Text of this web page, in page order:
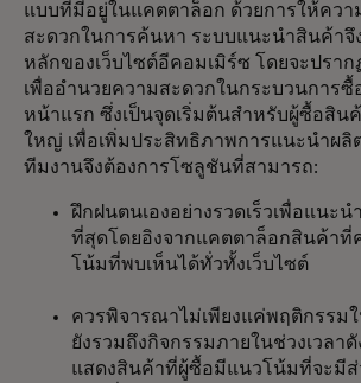
แบบที่มีอยู่ในแคตตาล็อก ด้วยการให้คว
สะดวกในการค้นหา ระบบแนะนำสินค้าจึ
หลักของเว็บไซต์อีคอมเมิร์ซ โดยจะปรา
เพื่ออำนวยความสะดวกในกระบวนการซื้
หน้าแรก ซึ่งเป็นจุดเริ่มต้นสำหรับผู้ซื้อสิน
ใหญ่ เพื่อเพิ่มประสิทธิภาพการแนะนำผ
ทีมงานจึงต้องการโซลูชันที่สามารถ:
ฝึกฝนตนเองอย่างรวดเร็วเพื่อแนะ
ที่สุดโดยอิงจากแคตตาล็อกสินค้าที่
โน้มที่พบเห็นได้ทั่วทั้งเว็บไซต์
ควรพิจารณาไม่เพียงแค่พฤติกรรม
ยังรวมถึงกิจกรรมภายในช่วงเวลาดั
แสดงสินค้าที่ผู้ซื้อมีแนวโน้มที่จะมี